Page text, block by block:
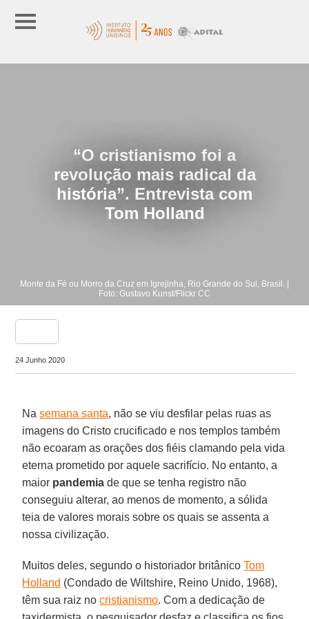
“O cristianismo foi a
revolução mais radical da
história”. Entrevista com
Tom Holland
Monte da Fé ou Morro da Cruz em Igrejinha, Rio Grande do Sul, Brasil. |
Foto: Gustavo Kunst/Flickr CC
24 Junho 2020
Nasemana santa, não se viu desfilar pelas ruas as
imagens do Cristo crucificado e nos templos também
não ecoaram as orações dos fiéis clamando pela vida
eterna prometido por aquele sacrifício. No entanto, a
maior pandemia de que se tenha registro não
conseguiu alterar, ao menos de momento, a sólida
teia de valores morais sobre os quais se assenta a
nossa civilização.
Muitos deles, segundo o historiador britânicoTom
Holland (Condado de Wiltshire, Reino Unido, 1968),
têm sua raiz nocristianismo. Com a dedicação de